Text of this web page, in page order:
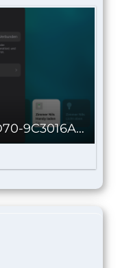
7AC9345A-1A0F-49C7-AD70-9C3016A83962_autoscaled.png